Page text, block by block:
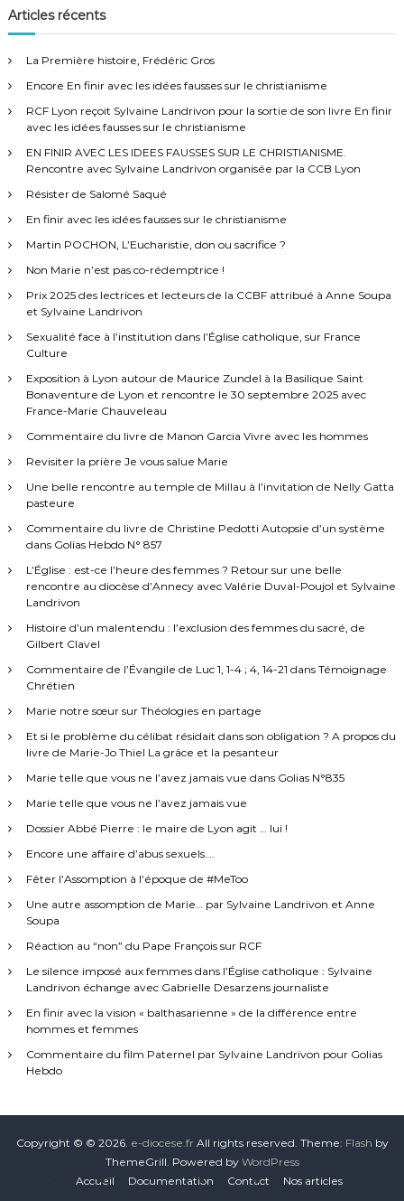
h
e
c
h
e
c
Articles récents
La Première histoire, Frédéric Gros
Encore En finir avec les idées fausses sur le christianisme
RCF Lyon reçoit Sylvaine Landrivon pour la sortie de son livre En finir
avec les idées fausses sur le christianisme
EN FINIR AVEC LES IDEES FAUSSES SUR LE CHRISTIANISME.
Rencontre avec Sylvaine Landrivon organisée par la CCB Lyon
Résister de Salomé Saqué
En finir avec les idées fausses sur le christianisme
Martin POCHON, L’Eucharistie, don ou sacrifice ?
Non Marie n’est pas co-rédemptrice !
Prix 2025 des lectrices et lecteurs de la CCBF attribué à Anne Soupa
et Sylvaine Landrivon
Sexualité face à l’institution dans l’Église catholique, sur France
Culture
Exposition à Lyon autour de Maurice Zundel à la Basilique Saint
Bonaventure de Lyon et rencontre le 30 septembre 2025 avec
France-Marie Chauveleau
Commentaire du livre de Manon Garcia Vivre avec les hommes
Revisiter la prière Je vous salue Marie
Une belle rencontre au temple de Millau à l’invitation de Nelly Gatta
pasteure
Commentaire du livre de Christine Pedotti Autopsie d’un système
dans Golias Hebdo N° 857
L’Église : est-ce l’heure des femmes ? Retour sur une belle
rencontre au diocèse d’Annecy avec Valérie Duval-Poujol et Sylvaine
Landrivon
Histoire d’un malentendu : l’exclusion des femmes du sacré, de
Gilbert Clavel
Commentaire de l’Évangile de Luc 1, 1-4 ; 4, 14-21 dans Témoignage
Chrétien
Marie notre sœur sur Théologies en partage
Et si le problème du célibat résidait dans son obligation ? A propos du
livre de Marie-Jo Thiel La grâce et la pesanteur
Marie telle que vous ne l’avez jamais vue dans Golias N°835
Marie telle que vous ne l’avez jamais vue
Dossier Abbé Pierre : le maire de Lyon agit … lui !
Encore une affaire d’abus sexuels….
Fêter l’Assomption à l’époque de #MeToo
Une autre assomption de Marie… par Sylvaine Landrivon et Anne
Soupa
Réaction au “non” du Pape François sur RCF
Le silence imposé aux femmes dans l’Église catholique : Sylvaine
Landrivon échange avec Gabrielle Desarzens journaliste
En finir avec la vision « balthasarienne » de la différence entre
hommes et femmes
Commentaire du film Paternel par Sylvaine Landrivon pour Golias
Hebdo
Copyright © © 2026. e-diocese.frAll rights reserved. Theme: Flash by
ThemeGrill. Powered by WordPress
Accueil
Documentation Contact Nos articles